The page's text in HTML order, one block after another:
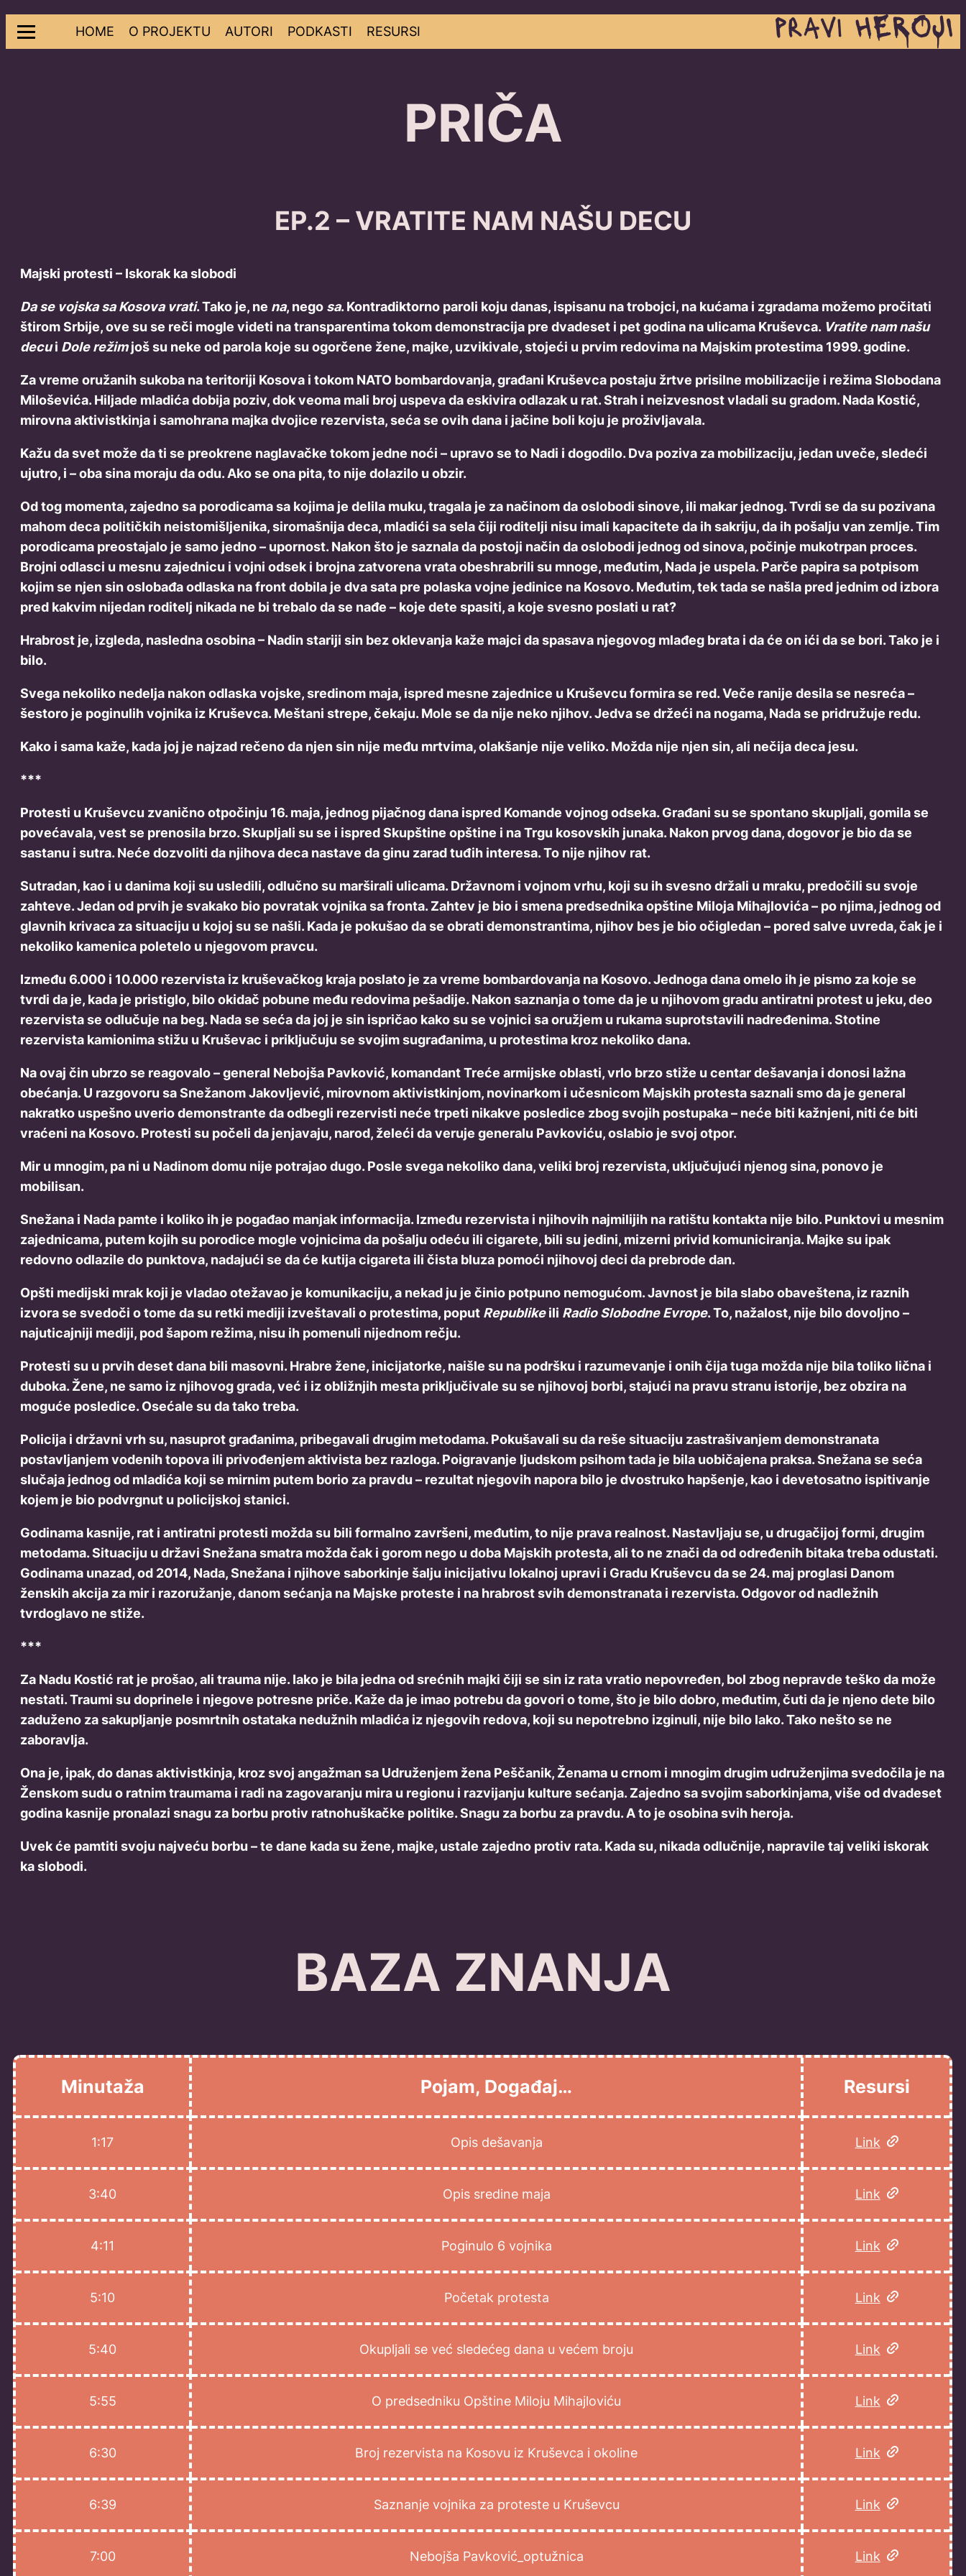
Skip
to
HOME O PROJEKTU AUTORI PODKASTI RESURSI
PRIČA
EP.2 – VRATITE NAM NAŠU DECU
Majski protesti – Iskorak ka slobodi
Da se vojska sa Kosova vrati. Tako je, ne na, nego sa. Kontradiktorno paroli koju danas, ispisanu na trobojci, na kućama i zgradama možemo pročitati
štirom Srbije, ove su se reči mogle videti na transparentima tokom demonstracija pre dvadeset i pet godina na ulicama Kruševca. Vratite nam našu
decui Dole režimjoš su neke od parola koje su ogorčene žene, majke, uzvikivale, stojeći u prvim redovima na Majskim protestima 1999. godine.
Za vreme oružanih sukoba na teritoriji Kosova i tokom NATO bombardovanja, građani Kruševca postaju žrtve prisilne mobilizacije i režima Slobodana
Miloševića. Hiljade mladića dobija poziv, dok veoma mali broj uspeva da eskivira odlazak u rat. Strah i neizvesnost vladali su gradom. Nada Kostić,
mirovna aktivistkinja i samohrana majka dvojice rezervista, seća se ovih dana i jačine boli koju je proživljavala.
Kažu da svet može da ti se preokrene naglavačke tokom jedne noći – upravo se to Nadi i dogodilo. Dva poziva za mobilizaciju, jedan uveče, sledeći
ujutro, i – oba sina moraju da odu. Ako se ona pita, to nije dolazilo u obzir.
Od tog momenta, zajedno sa porodicama sa kojima je delila muku, tragala je za načinom da oslobodi sinove, ili makar jednog. Tvrdi se da su pozivana
mahom deca političkih neistomišljenika, siromašnija deca, mladići sa sela čiji roditelji nisu imali kapacitete da ih sakriju, da ih pošalju van zemlje. Tim
porodicama preostajalo je samo jedno – upornost. Nakon što je saznala da postoji način da oslobodi jednog od sinova, počinje mukotrpan proces.
Brojni odlasci u mesnu zajednicu i vojni odsek i brojna zatvorena vrata obeshrabrili su mnoge, međutim, Nada je uspela. Parče papira sa potpisom
kojim se njen sin oslobađa odlaska na front dobila je dva sata pre polaska vojne jedinice na Kosovo. Međutim, tek tada se našla pred jednim od izbora
pred kakvim nijedan roditelj nikada ne bi trebalo da se nađe – koje dete spasiti, a koje svesno poslati u rat?
Hrabrost je, izgleda, nasledna osobina – Nadin stariji sin bez oklevanja kaže majci da spasava njegovog mlađeg brata i da će on ići da se bori. Tako je i
bilo.
Svega nekoliko nedelja nakon odlaska vojske, sredinom maja, ispred mesne zajednice u Kruševcu formira se red. Veče ranije desila se nesreća –
šestoro je poginulih vojnika iz Kruševca. Meštani strepe, čekaju. Mole se da nije neko njihov. Jedva se držeći na nogama, Nada se pridružuje redu.
Kako i sama kaže, kada joj je najzad rečeno da njen sin nije među mrtvima, olakšanje nije veliko. Možda nije njen sin, ali nečija deca jesu.
***
Protesti u Kruševcu zvanično otpočinju 16. maja, jednog pijačnog dana ispred Komande vojnog odseka. Građani su se spontano skupljali, gomila se
povećavala, vest se prenosila brzo. Skupljali su se i ispred Skupštine opštine i na Trgu kosovskih junaka. Nakon prvog dana, dogovor je bio da se
sastanu i sutra. Neće dozvoliti da njihova deca nastave da ginu zarad tuđih interesa. To nije njihov rat.
Sutradan, kao i u danima koji su usledili, odlučno su marširali ulicama. Državnom i vojnom vrhu, koji su ih svesno držali u mraku, predočili su svoje
zahteve. Jedan od prvih je svakako bio povratak vojnika sa fronta. Zahtev je bio i smena predsednika opštine Miloja Mihajlovića – po njima, jednog od
glavnih krivaca za situaciju u kojoj su se našli. Kada je pokušao da se obrati demonstrantima, njihov bes je bio očigledan – pored salve uvreda, čak je i
nekoliko kamenica poletelo u njegovom pravcu.
Između 6.000 i 10.000 rezervista iz kruševačkog kraja poslato je za vreme bombardovanja na Kosovo. Jednoga dana omelo ih je pismo za koje se
tvrdi da je, kada je pristiglo, bilo okidač pobune među redovima pešadije. Nakon saznanja o tome da je u njihovom gradu antiratni protest u jeku, deo
rezervista se odlučuje na beg. Nada se seća da joj je sin ispričao kako su se vojnici sa oružjem u rukama suprotstavili nadređenima. Stotine
rezervista kamionima stižu u Kruševac i priključuju se svojim sugrađanima, u protestima kroz nekoliko dana.
Na ovaj čin ubrzo se reagovalo – general Nebojša Pavković, komandant Treće armijske oblasti, vrlo brzo stiže u centar dešavanja i donosi lažna
obećanja. U razgovoru sa Snežanom Jakovljević, mirovnom aktivistkinjom, novinarkom i učesnicom Majskih protesta saznali smo da je general
nakratko uspešno uverio demonstrante da odbegli rezervisti neće trpeti nikakve posledice zbog svojih postupaka – neće biti kažnjeni, niti će biti
vraćeni na Kosovo. Protesti su počeli da jenjavaju, narod, želeći da veruje generalu Pavkoviću, oslabio je svoj otpor.
Mir u mnogim, pa ni u Nadinom domu nije potrajao dugo. Posle svega nekoliko dana, veliki broj rezervista, uključujući njenog sina, ponovo je
mobilisan.
Snežana i Nada pamte i koliko ih je pogađao manjak informacija. Između rezervista i njihovih najmilijih na ratištu kontakta nije bilo. Punktovi u mesnim
zajednicama, putem kojih su porodice mogle vojnicima da pošalju odeću ili cigarete, bili su jedini, mizerni privid komuniciranja. Majke su ipak
redovno odlazile do punktova, nadajući se da će kutija cigareta ili čista bluza pomoći njihovoj deci da prebrode dan.
Opšti medijski mrak koji je vladao otežavao je komunikaciju, a nekad ju je činio potpuno nemogućom. Javnost je bila slabo obaveštena, iz raznih
izvora se svedoči o tome da su retki mediji izveštavali o protestima, poput Republikeili Radio Slobodne Evrope. To, nažalost, nije bilo dovoljno –
najuticajniji mediji, pod šapom režima, nisu ih pomenuli nijednom rečju.
Protesti su u prvih deset dana bili masovni. Hrabre žene, inicijatorke, naišle su na podršku i razumevanje i onih čija tuga možda nije bila toliko lična i
duboka. Žene, ne samo iz njihovog grada, već i iz obližnjih mesta priključivale su se njihovoj borbi, stajući na pravu stranu istorije, bez obzira na
moguće posledice. Osećale su da tako treba.
Policija i državni vrh su, nasuprot građanima, pribegavali drugim metodama. Pokušavali su da reše situaciju zastrašivanjem demonstranata
postavljanjem vodenih topova ili privođenjem aktivista bez razloga. Poigravanje ljudskom psihom tada je bila uobičajena praksa. Snežana se seća
slučaja jednog od mladića koji se mirnim putem borio za pravdu – rezultat njegovih napora bilo je dvostruko hapšenje, kao i devetosatno ispitivanje
kojem je bio podvrgnut u policijskoj stanici.
Godinama kasnije, rat i antiratni protesti možda su bili formalno završeni, međutim, to nije prava realnost. Nastavljaju se, u drugačijoj formi, drugim
metodama. Situaciju u državi Snežana smatra možda čak i gorom nego u doba Majskih protesta, ali to ne znači da od određenih bitaka treba odustati.
Godinama unazad, od 2014, Nada, Snežana i njihove saborkinje šalju inicijativu lokalnoj upravi i Gradu Kruševcu da se 24. maj proglasi Danom
ženskih akcija za mir i razoružanje, danom sećanja na Majske proteste i na hrabrost svih demonstranata i rezervista. Odgovor od nadležnih
tvrdoglavo ne stiže.
***
Za Nadu Kostić rat je prošao, ali trauma nije. Iako je bila jedna od srećnih majki čiji se sin iz rata vratio nepovređen, bol zbog nepravde teško da može
nestati. Traumi su doprinele i njegove potresne priče. Kaže da je imao potrebu da govori o tome, što je bilo dobro, međutim, čuti da je njeno dete bilo
zaduženo za sakupljanje posmrtnih ostataka nedužnih mladića iz njegovih redova, koji su nepotrebno izginuli, nije bilo lako. Tako nešto se ne
zaboravlja.
Ona je, ipak, do danas aktivistkinja, kroz svoj angažman sa Udruženjem žena Peščanik, Ženama u crnom i mnogim drugim udruženjima svedočila je na
Ženskom sudu o ratnim traumama i radi na zagovaranju mira u regionu i razvijanju kulture sećanja. Zajedno sa svojim saborkinjama, više od dvadeset
godina kasnije pronalazi snagu za borbu protiv ratnohuškačke politike. Snagu za borbu za pravdu. A to je osobina svih heroja.
Uvek će pamtiti svoju najveću borbu – te dane kada su žene, majke, ustale zajedno protiv rata. Kada su, nikada odlučnije, napravile taj veliki iskorak
ka slobodi.
BAZA ZNANJA
Minutaža Pojam, Događaj… Resursi
1:17 Opis dešavanja Link
3:40 Opis sredine maja Link
4:11 Poginulo 6 vojnika Link
5:10 Početak protesta Link
5:40 Okupljali se već sledećeg dana u većem broju Link
5:55 O predsedniku Opštine Miloju Mihajloviću Link
6:30 Broj rezervista na Kosovu iz Kruševca i okoline Link
6:39 Saznanje vojnika za proteste u Kruševcu Link
7:00 Nebojša Pavković_optužnica Link